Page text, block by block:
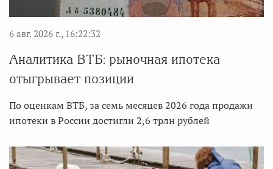
6 авг. 2026 г., 16:22:32
Аналитика ВТБ: рыночная ипотека
отыгрывает позиции
По оценкам ВТБ, за семь месяцев 2026 года продажи
ипотеки в России достигли 2,6 трлн рублей